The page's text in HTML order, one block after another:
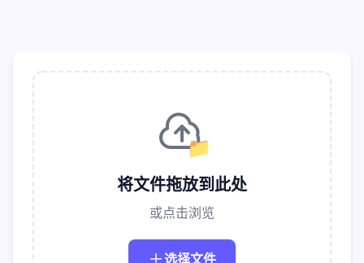
📁
将文件拖放到此处
或点击浏览
选择文件